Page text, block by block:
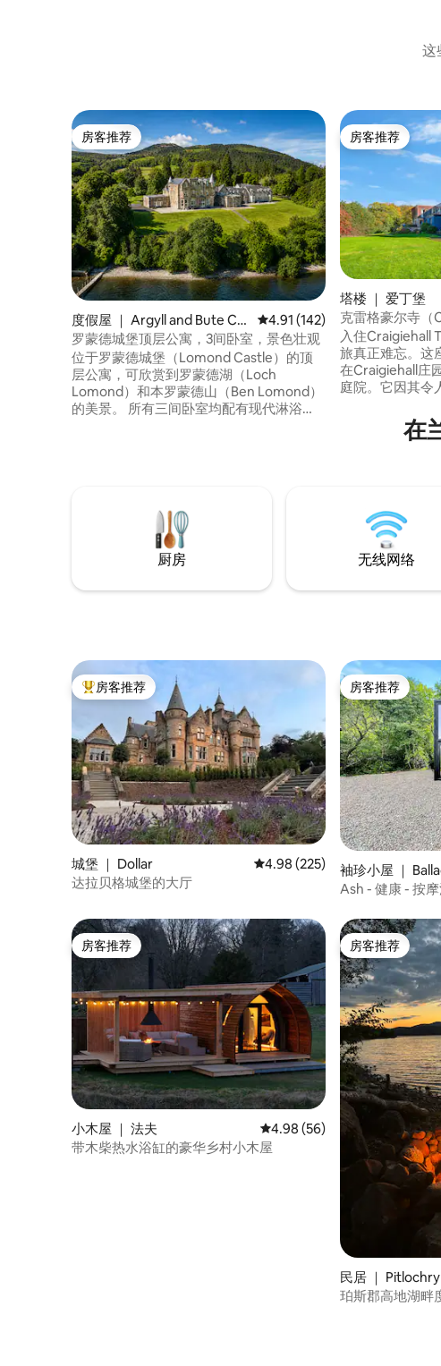
这
房客推荐
房客推荐
度假屋 ｜ Argyll and Bute Co
uncil
平均评分 4.91 分（满分 5 分）
4.91 (142)
罗蒙德城堡顶层公寓，3间卧室，景色壮观
位于罗蒙德城堡（Lomond Castle）的顶
层公寓，可欣赏到罗蒙德湖（Loch
Lomond）和本罗蒙德山（Ben Lomond）
的美景。 所有三间卧室均配有现代淋浴
（Cameron House）1.5公里 洛蒙德海岸
（Lomond Shores）- 2.5公里 世界一流的
高尔夫- 5-10分钟车程
房客推荐
房客推荐
塔楼 ｜ 爱丁堡
克雷格豪尔寺（
建筑，建于1759
入住Craigiehall
旅真正难忘。这
在Craigiehall庄
庭院。它因其令
纹章。墙上的
话：「Dum在
厨房 无线网络
热门「房客推荐」
房客推荐
城堡 ｜ Dollar 平均评分 4.98 分（满分 5 分）
4.98 (225)
达拉贝格城堡的大厅
房客推荐
房客推荐
袖珍小屋 ｜
Ash - 健康 - 按
房客推荐
房客推荐
小木屋 ｜ 法夫 平均评分 4.98 分（满分 5 分
4.98 (56)
带木柴热水浴缸的豪华乡村小木屋
房客推荐
房客推荐
民居 ｜ Pitlochry
珀斯郡高地湖畔